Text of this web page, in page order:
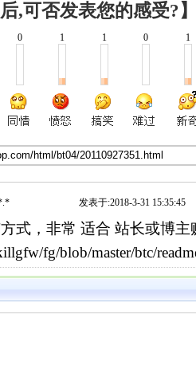
,可否发表您的感受?
0 1 1 0 1
发表于:2018-3-31 15:35:45
式，非常 适合 站长或博主
fg/blob/master/btc/